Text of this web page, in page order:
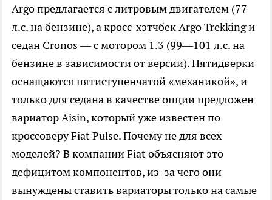
Argo предлагается с литровым двигателем (77
л.с. на бензине), а кросс-хэтчбек Argo Trekking и
седан Cronos — с мотором 1.3 (99—101 л.с. на
бензине в зависимости от версии). Пятидверки
оснащаются пятиступенчатой «механикой», и
только для седана в качестве опции предложен
вариатор Aisin, который уже известен по
кроссоверу Fiat Pulse. Почему не для всех
моделей? В компании Fiat объясняют это
дефицитом компонентов, из-за чего они
вынуждены ставить вариаторы только на самые